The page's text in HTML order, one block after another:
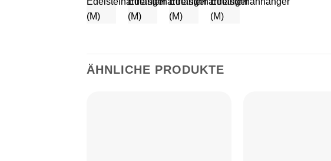
ÄHNLICHE PRODUKTE